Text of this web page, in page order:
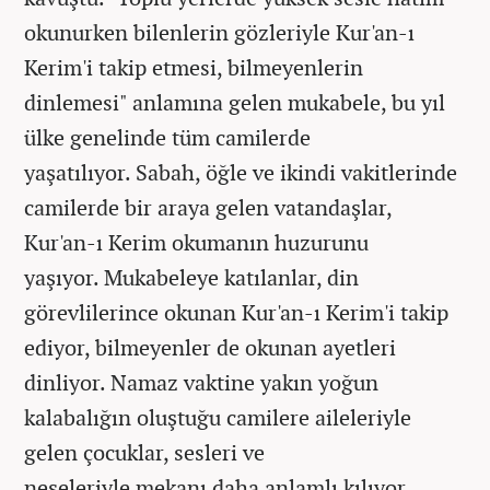
okunurken bilenlerin gözleriyle Kur'an-ı
Kerim'i takip etmesi, bilmeyenlerin
dinlemesi" anlamına gelen mukabele, bu yıl
ülke genelinde tüm camilerde
yaşatılıyor. Sabah, öğle ve ikindi vakitlerinde
camilerde bir araya gelen vatandaşlar,
Kur'an-ı Kerim okumanın huzurunu
yaşıyor.Mukabeleye katılanlar, din
görevlilerince okunan Kur'an-ı Kerim'i takip
ediyor, bilmeyenler de okunan ayetleri
dinliyor.Namaz vaktine yakın yoğun
kalabalığın oluştuğu camilere aileleriyle
gelen çocuklar, sesleri ve